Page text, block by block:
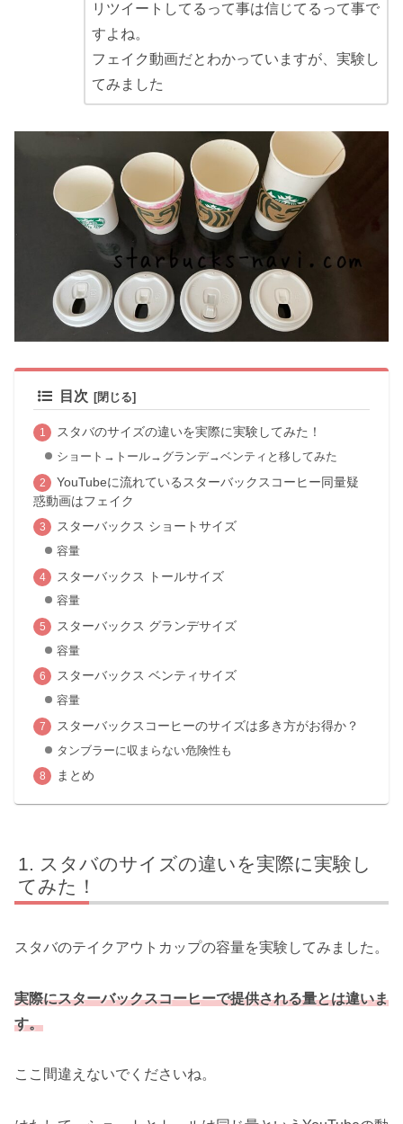
リツイートしてるって事は信じてるって事で
すよね。
フェイク動画だとわかっていますが、実験し
てみました
目次
スタバのサイズの違いを実際に実験してみた！
ショート→トール→グランデ→ベンティと移してみた
YouTubeに流れているスターバックスコーヒー同量疑
惑動画はフェイク
スターバックス ショートサイズ
容量
スターバックス トールサイズ
容量
スターバックス グランデサイズ
容量
スターバックス ベンティサイズ
容量
スターバックスコーヒーのサイズは多き方がお得か？
タンブラーに収まらない危険性も
まとめ
スタバのサイズの違いを実際に実験し
てみた！
スタバのテイクアウトカップの容量を実験してみました。
実際にスターバックスコーヒーで提供される量とは違いま
す。
ここ間違えないでくださいね。